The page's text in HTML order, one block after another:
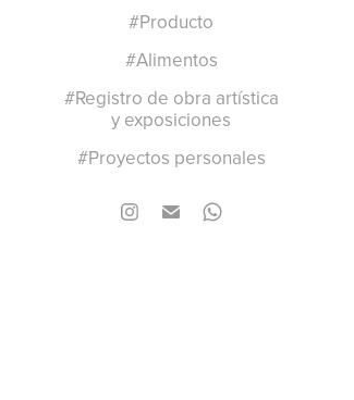
#Producto
#Alimentos
#Registro de obra artística
y exposiciones
#Proyectos personales